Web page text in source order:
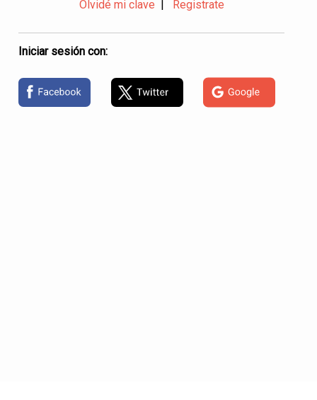
Olvidé mi clave Registrate
Iniciar sesión con: